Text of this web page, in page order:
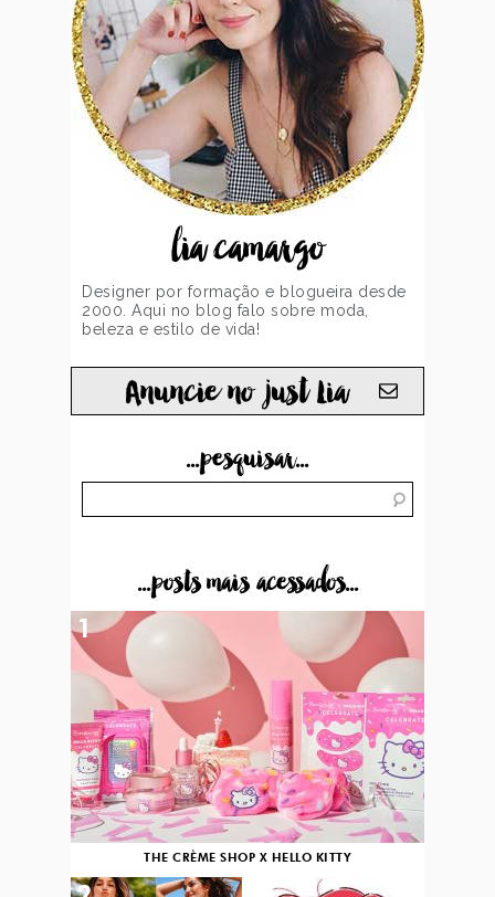
lia camargo
Designer por formação e blogueira desde
2000. Aqui no blog falo sobre moda,
beleza e estilo de vida!
Anuncie no just Lia
...pesquisar...
...posts mais acessados...
THE CRÈME SHOP X HELLO KITTY
1